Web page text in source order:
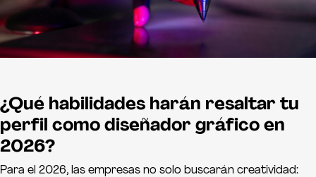
¿Qué habilidades harán resaltar tu
perfil como diseñador gráfico en
2026?
Para el 2026, las empresas no solo buscarán creatividad: